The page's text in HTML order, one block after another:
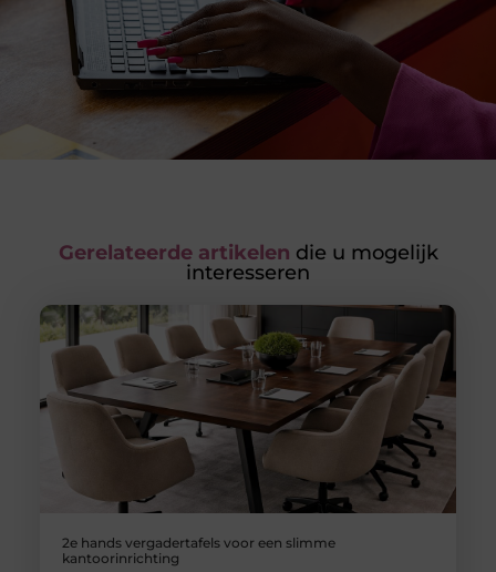
Gerelateerde artikelen die u mogelijk
interesseren
2e hands vergadertafels voor een slimme
kantoorinrichting